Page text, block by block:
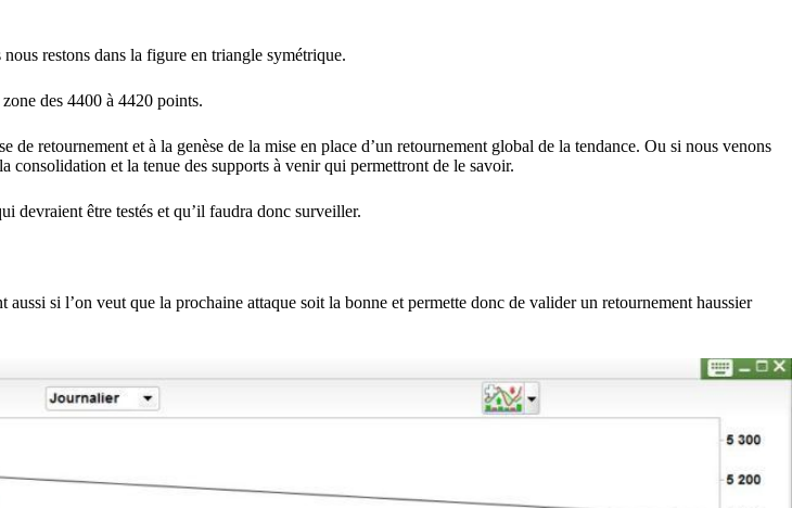
restons dans la figure en triangle symétrique.
des 4400 à 4420 points.
retournement et à la genèse de la mise en place d’un retournement global de la tendance. Ou si nous venons
consolidation et la tenue des supports à venir qui permettront de le savoir.
devraient être testés et qu’il faudra donc surveiller.
si l’on veut que la prochaine attaque soit la bonne et permette donc de valider un retournement haussier